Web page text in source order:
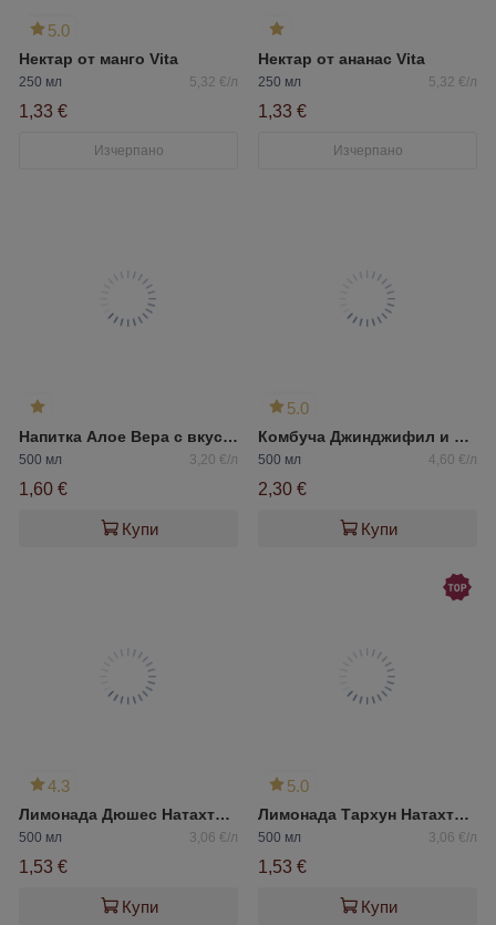
5.0
Нектар от манго Vita
250 мл 5,32 €/л
1,33 €
Изчерпано
Нектар от ананас Vita
250 мл 5,32 €/л
1,33 €
Изчерпано
Напитка Алое Вера с вкус на диня
500 мл 3,20 €/л
1,60 €
Купи
5.0
Комбуча Джинджифил и Шафран
500 мл 4,60 €/л
2,30 €
Купи
4.3
Лимонада Дюшес Натахтари
500 мл 3,06 €/л
1,53 €
Купи
5.0
Лимонада Тархун Натахтари
500 мл 3,06 €/л
1,53 €
Купи